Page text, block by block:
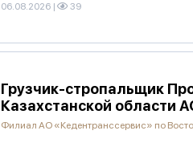
06.08.2026 | 39
Грузчик-стропальщик
Казахстанской области
Филиал АО «Кедентранссервис» по